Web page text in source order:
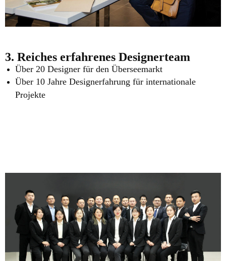
3. Reiches erfahrenes Designerteam
Über 20 Designer für den Überseemarkt
Über 10 Jahre Designerfahrung für internationale
Projekte